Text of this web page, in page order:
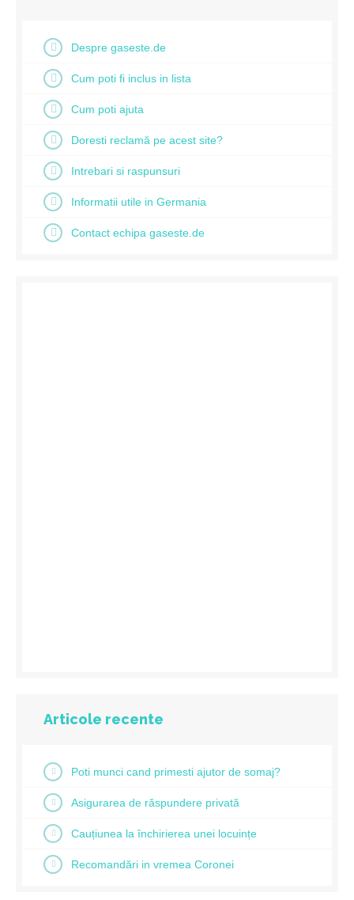
Despre gaseste.de
Cum poti fi inclus in lista
Cum poti ajuta
Doresti reclamă pe acest site?
Intrebari si raspunsuri
Informatii utile in Germania
Contact echipa gaseste.de
Articole recente
Poti munci cand primesti ajutor de somaj?
Asigurarea de răspundere privată
Cauțiunea la închirierea unei locuințe
Recomandări in vremea Coronei